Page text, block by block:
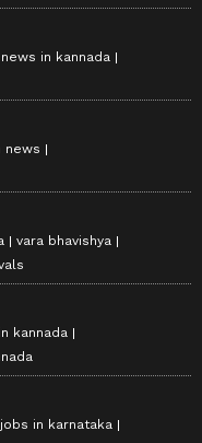
in kannada
news
vara bhavishya
kannada
in karnataka